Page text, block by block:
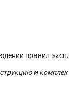
правил
и